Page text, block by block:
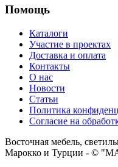
Помощь
Каталоги
Участие в проектах
Доставка и оплата
Контакты
О нас
Новости
Статьи
Политика
Согласие на
Восточная мебель,
Марокко и Турции - ©